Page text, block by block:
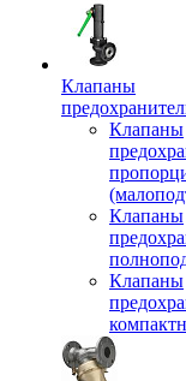
Клапаны
Клапаны
Клапаны
Клапаны